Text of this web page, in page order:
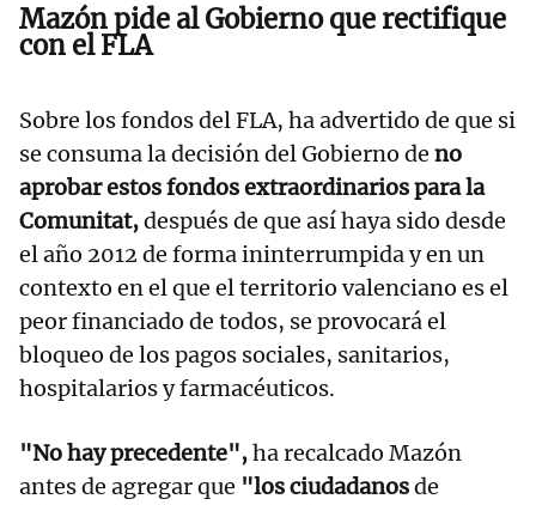
Mazón pide al Gobierno que rectifique
con el FLA
Sobre los fondos del FLA, ha advertido de que si
se consuma la decisión del Gobierno de no
aprobar estos fondos extraordinarios para la
Comunitat,después de que así haya sido desde
el año 2012 de forma ininterrumpida y en un
contexto en el que el territorio valenciano es el
peor financiado de todos, se provocará el
bloqueo de los pagos sociales, sanitarios,
hospitalarios y farmacéuticos.
"No hay precedente",ha recalcado Mazón
antes de agregar que "los ciudadanosde